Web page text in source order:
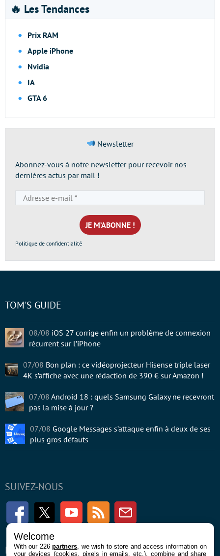
🔥 Les Tendances
Prix RAM
Apple iPhone
Nvidia
IA
GTA 6
Newsletter
Abonnez-vous à notre newsletter pour recevoir nos
dernières actus par mail !
e-
mail
*
Politique de confidentialité
SUIVEZ-NOUS
FacebookTwitter Youtube RSS Newsletter
ENTREPRISE À PROPOS
TOM'S GUIDE
08/08 iOS 27 corrige enfin un problème de connexion
récurrent sur l’iPhone
07/08 Bon plan : ce vidéoprojecteur Hisense triple laser
4K s’affiche avec une rédaction de 390 € sur Amazon !
07/08 Android 18 : quels Samsung Galaxy ne recevront
pas la mise à jour ?
07/08 Google Messages s’attaque enfin à deux de ses
plus gros défauts
Welcome
With our 226partners , we wish to store and access information on
your devices (cookies, pixels in emails, etc.), combine and share